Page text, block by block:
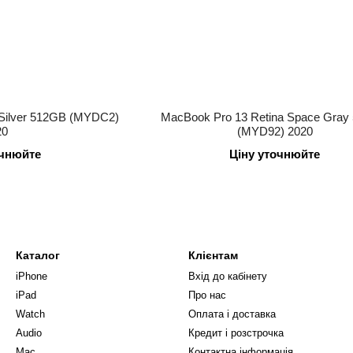
512GB (MYDC2)
MacBook Pro 13 Retina Space Gray
(MYD92) 2020
Ціну уточнюйте
Каталог
iPhone
iPad
Watch
Audio
Клієнтам
Вхід до кабінету
Про нас
Оплата і доставка
Кредит і розстрочка